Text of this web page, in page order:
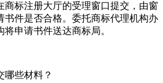
商标注册大厅的受理窗口提交，由窗
书件是否合格。委托商标代理机构办
申请书件送达商标局。
些材料？